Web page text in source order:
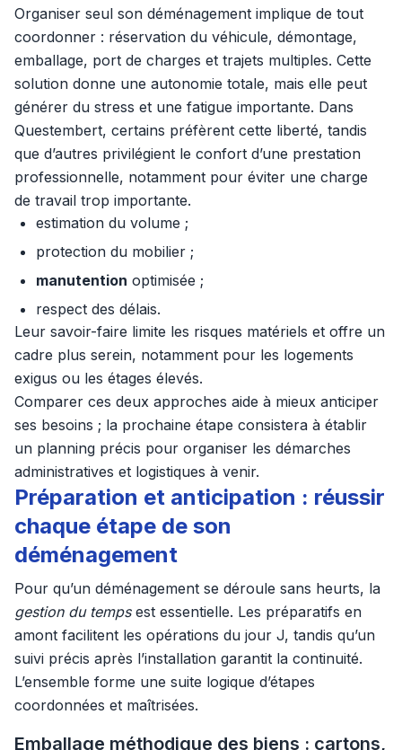
Organiser seul son déménagement implique de tout
coordonner : réservation du véhicule, démontage,
emballage, port de charges et trajets multiples. Cette
solution donne une autonomie totale, mais elle peut
générer du stress et une fatigue importante. Dans
Questembert, certains préfèrent cette liberté, tandis
que d’autres privilégient le confort d’une prestation
professionnelle, notamment pour éviter une charge
de travail trop importante.
estimation du volume ;
protection du mobilier ;
manutention optimisée ;
respect des délais.
Leur savoir-faire limite les risques matériels et offre un
cadre plus serein, notamment pour les logements
exigus ou les étages élevés.
Comparer ces deux approches aide à mieux anticiper
ses besoins ; la prochaine étape consistera à établir
un planning précis pour organiser les démarches
administratives et logistiques à venir.
Préparation et anticipation : réussir
chaque étape de son
déménagement
Pour qu’un déménagement se déroule sans heurts, la
gestion du tempsest essentielle. Les préparatifs en
amont facilitent les opérations du jour J, tandis qu’un
suivi précis après l’installation garantit la continuité.
L’ensemble forme une suite logique d’étapes
coordonnées et maîtrisées.
Emballage méthodique des biens : cartons,